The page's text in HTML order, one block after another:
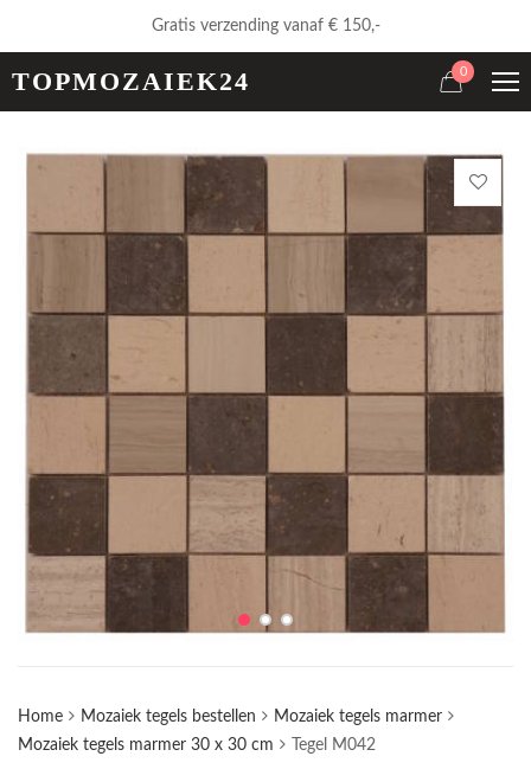
Gratis verzending vanaf € 150,-
TOPMOZAIEK24 0
Home Mozaiek tegels bestellen
Mozaiek tegels marmer
Mozaiek tegels marmer 30 x 30 cm
Tegel M042